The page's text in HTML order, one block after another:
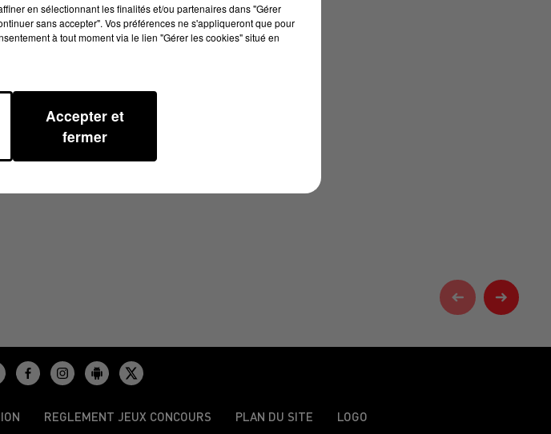
REGLEMENT JEUX CONCOURS PLAN DU SITE LOGO
en sélectionnant les finalités et/ou partenaires dans "Gérer
sans accepter". Vos préférences ne s'appliqueront que pour
à tout moment via le lien "Gérer les cookies" situé en
Accepter et
fermer